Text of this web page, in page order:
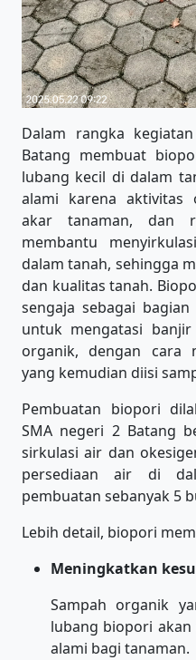
Dalam rangka
Batang membuat
lubang kecil di dalam
alami karena aktivitas
akar tanaman, dan
membantu
dalam tanah, sehingga
dan kualitas tanah.
sengaja sebagai
untuk mengatasi
organik, dengan cara
yang kemudian diisi
Pembuatan biopori
SMA negeri 2 Batang
sirkulasi air dan
persediaan air di
pembuatan sebanyak 5
Lebih detail, biopori
Meningkatkan
Sampah organik
lubang biopori
alami bagi tanaman.